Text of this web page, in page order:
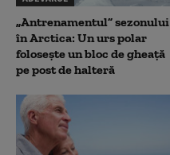
„Antrenamentul” sezonului
în Arctica: Un urs polar
folosește un bloc de gheață
pe post de halteră